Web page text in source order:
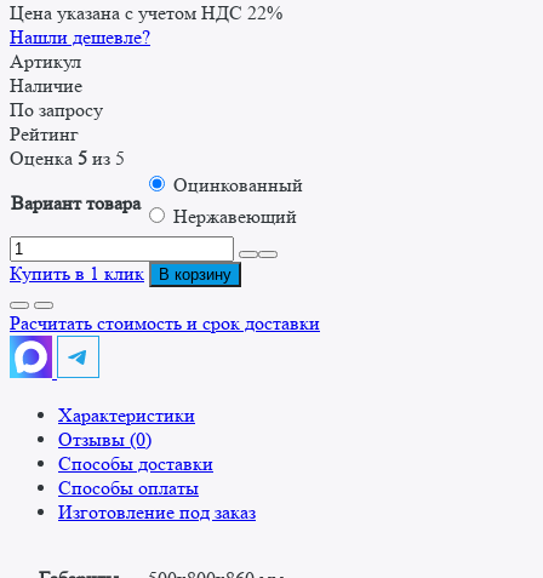
Цена указана с учетом НДС 22%
Нашли дешевле?
Артикул
Наличие
По запросу
Рейтинг
Оценка 5 из 5
Вариант товара
Оцинкованный
Нержавеющий
Количество
товара
вставка
СВ
500x800x860
Купить в 1 клик В корзину
Расчитать стоимость и срок доставки
Характеристики
Отзывы (0)
Способы доставки
Способы оплаты
Изготовление под заказ